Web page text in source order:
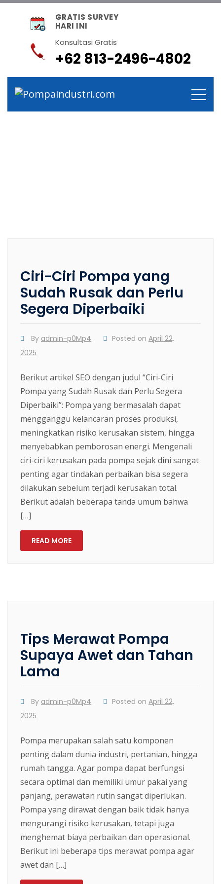
GRATIS SURVEY
HARI INI
Konsultasi Gratis
+62 813-2496-4802
Ciri-Ciri Pompa yang
Sudah Rusak dan Perlu
Segera Diperbaiki
By admin-p0Mp4 Posted onApril 22,
2025
Berikut artikel SEO dengan judul “Ciri-Ciri
Pompa yang Sudah Rusak dan Perlu Segera
Diperbaiki”: Pompa yang bermasalah dapat
mengganggu kelancaran proses produksi,
meningkatkan risiko kerusakan sistem, hingga
menyebabkan pemborosan energi. Mengenali
ciri-ciri kerusakan pada pompa sejak dini sangat
penting agar tindakan perbaikan bisa segera
dilakukan sebelum terjadi kerusakan total.
Berikut adalah beberapa tanda umum bahwa
[…]
READ MORE
Tips Merawat Pompa
Supaya Awet dan Tahan
Lama
By admin-p0Mp4 Posted onApril 22,
2025
Pompa merupakan salah satu komponen
penting dalam dunia industri, pertanian, hingga
rumah tangga. Agar pompa dapat berfungsi
secara optimal dan memiliki umur pakai yang
panjang, perawatan rutin sangat diperlukan.
Pompa yang dirawat dengan baik tidak hanya
mengurangi risiko kerusakan, tetapi juga
menghemat biaya perbaikan dan operasional.
Berikut ini beberapa tips merawat pompa agar
awet dan […]